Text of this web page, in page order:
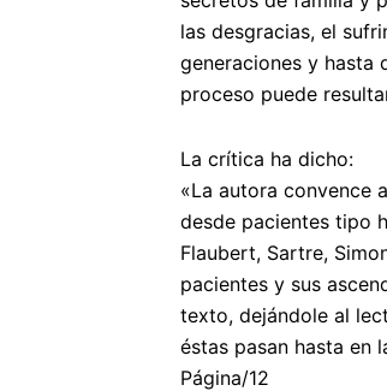
las desgracias, el
generaciones y hasta
proceso puede
La crítica ha dicho:
«La autora convence
desde pacientes tipo
Flaubert, Sartre,
pacientes y sus
texto, dejándole al
éstas pasan hasta en
Página/12